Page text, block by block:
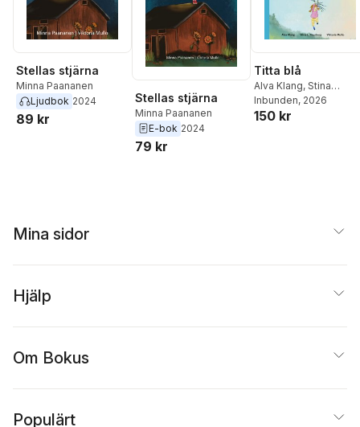
Stellas stjärna
Minna Paananen
Ljudbok 2024
89 kr
Stellas stjärna
Minna Paananen
E-bok 2024
79 kr
Titta blå
Alva Klang, Stina
Lindberg Thunberg
Inbunden, 2026
150 kr
Mina sidor
Hjälp
Om Bokus
Populärt